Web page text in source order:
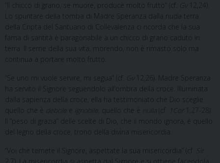
“Il chicco di grano, se muore, produce molto frutto” (cf. Gv
12,24).
Lo spuntare della tomba di Madre Speranza dalla nuda terra
della Cripta del Santuario di Collevalenza ci ricorda che la sua
fama di santità è paragonabile a un chicco di grano caduto in
terra. Il seme della sua vita, morendo, non è rimasto solo ma
continua a portare molto frutto.
“Se uno mi vuole servire, mi segua” (cf.
Gv
12,26). Madre Speranza
ha servito il Signore seguendolo all’ombra della croce. Illuminata
dalla sapienza della croce, ella ha testimoniato che Dio sceglie
quello che è
, quello che è (cf. 1Cor 1
27-28).
Il “peso di grazia” delle scelte di Dio, che il mondo ignora, è quello
del legno della croce, trono della divina misericordia.
“Voi che temete il Signore, aspettate la sua misericordia” (cf.